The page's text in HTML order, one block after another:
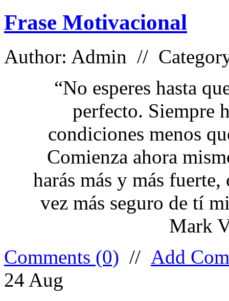
Frase Motivacional
Author: Admin //
“No esperes hasta
perfecto. Siempre
condiciones menos
Comienza ahora
harás más y más
vez más seguro de tí
Mark
Comments (0) // Add
24 Aug